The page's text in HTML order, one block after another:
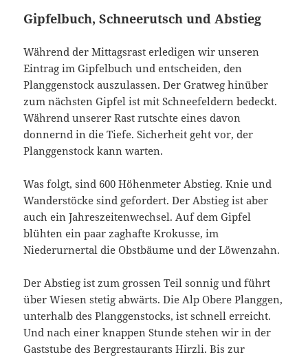
Gipfelbuch, Schneerutsch und Abstieg
Während der Mittagsrast erledigen wir unseren
Eintrag im Gipfelbuch und entscheiden, den
Planggenstock auszulassen. Der Gratweg hinüber
zum nächsten Gipfel ist mit Schneefeldern bedeckt.
Während unserer Rast rutschte eines davon
donnernd in die Tiefe. Sicherheit geht vor, der
Planggenstock kann warten.
Was folgt, sind 600 Höhenmeter Abstieg. Knie und
Wanderstöcke sind gefordert. Der Abstieg ist aber
auch ein Jahreszeitenwechsel. Auf dem Gipfel
blühten ein paar zaghafte Krokusse, im
Niederurnertal die Obstbäume und der Löwenzahn.
Der Abstieg ist zum grossen Teil sonnig und führt
über Wiesen stetig abwärts. Die Alp Obere Planggen,
unterhalb des Planggenstocks, ist schnell erreicht.
Und nach einer knappen Stunde stehen wir in der
Gaststube des Bergrestaurants Hirzli. Bis zur